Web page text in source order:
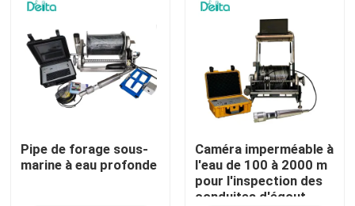
À la maison
Pipe de forage sous-
marine à eau profonde
Caméra imperméable à
l'eau de 100 à 2000 m
pour l'inspection des
conduites d'égout